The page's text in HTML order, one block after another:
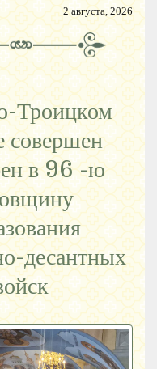
2 августа, 2026
Троицком
совершен
в 96 -ю
десантных